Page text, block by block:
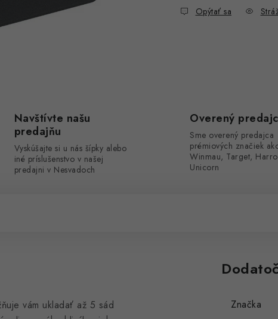
Opýtať sa
Navštívte našu
predajňu
Vyskúšajte si u nás šípky alebo
iné príslušenstvo v našej
predajni v Nesvadoch
Overený
Sme overený predajca
prémiových značiek
Winmau, Target,
Unicorn
vám ukladať až 5 sád
Značka